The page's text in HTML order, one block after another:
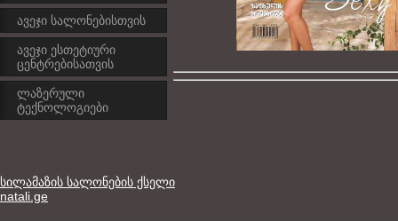
ავეჯი სალონებისთვის
ავეჯი ესთეტიური
ცენტრებისათვის
ლაზერული
ტექნოლოგიები
სილამაზის სალონების ქსელი
natali.ge